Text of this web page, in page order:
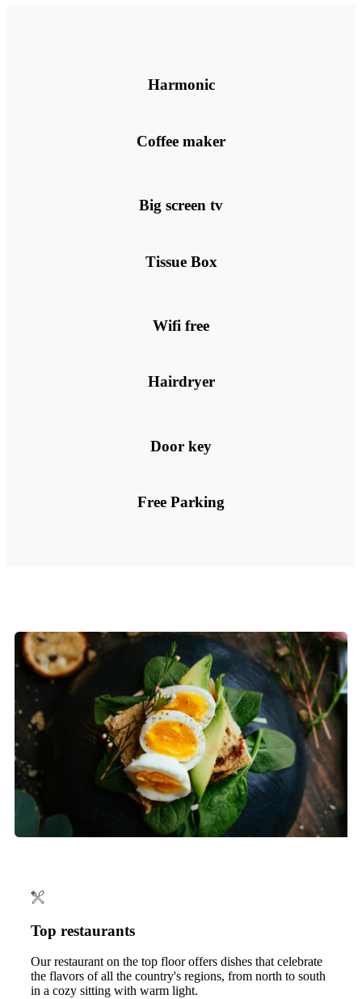
Harmonic
Coffee maker
Big screen tv
Tissue Box
Wifi free
Hairdryer
Door key
Free Parking
Top restaurants
Our restaurant on the top floor offers dishes that celebrate
the flavors of all the country's regions, from north to south
in a cozy sitting with warm light.